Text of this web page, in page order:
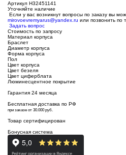
Артикул H32451141
Уточняйте наличие
Если у вас возникнут вопросы по заказу вы
mirovoevremyarus@yandex.ru или позвонить по
Задать вопрос
Стоимость по запросу
Материал корпуса
Браслет
Диаметр корпуса
Форма корпуса
Пол
Цвет корпуса
Цвет безеля
Цвет циферблата
Люминесцентное покрытие
Гарантия 24 месяца
Бесплатная доставка по РФ
при заказе от 30.000 руб.
Товар сертифицирован
Бонусная система